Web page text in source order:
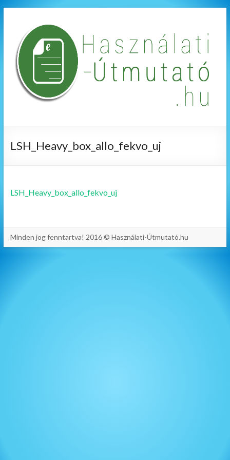
LSH_Heavy_box_allo_fekvo_uj
LSH_Heavy_box_allo_fekvo_uj
Minden jog fenntartva! 2016 © Használati-Útmutató.hu